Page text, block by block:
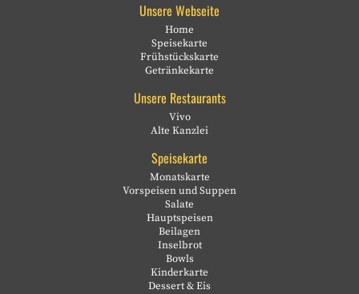
Unsere Webseite
Home
Speisekarte
Frühstückskarte
Getränkekarte
Unsere Restaurants
Vivo
Alte Kanzlei
Speisekarte
Monatskarte
Vorspeisen und Suppen
Salate
Hauptspeisen
Beilagen
Inselbrot
Bowls
Kinderkarte
Dessert & Eis